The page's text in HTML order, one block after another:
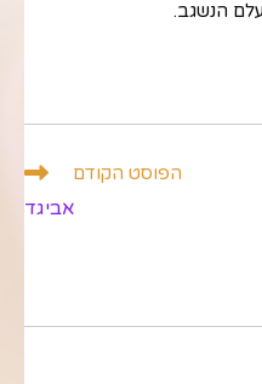
הנשגב.
הפוסט הקודם
אביגד